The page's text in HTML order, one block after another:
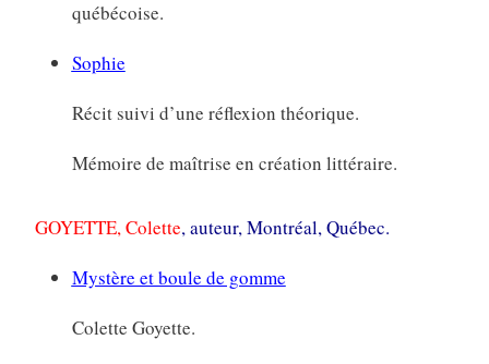
québécoise.
Sophie
Récit suivi d’une réflexion théorique.
Mémoire de maîtrise en création littéraire.
GOYETTE, Colette, auteur, Montréal, Québec.
Mystère et boule de gomme
Colette Goyette.